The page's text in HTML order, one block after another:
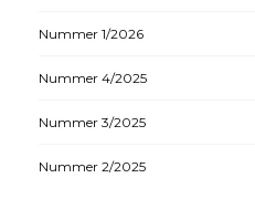
Nummer 1/2026
Nummer 4/2025
Nummer 3/2025
Nummer 2/2025